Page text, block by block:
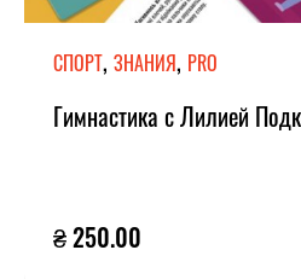
СПОРТ, ЗНАНИЯ, PRO
Гимнастика с Лилией
₴ 250.00